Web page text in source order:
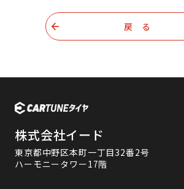
戻 る
株式会社イード
東京都中野区本町一丁目32番2号
ハーモニータワー17階